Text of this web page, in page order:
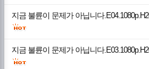
지금 불륜이 문제가 아닙니다
지금 불륜이 문제가 아닙니다